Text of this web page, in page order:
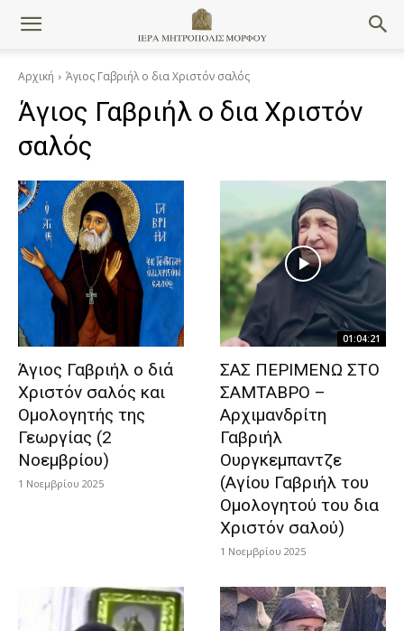
Αρχική Άγιος Γαβριήλ ο δια Χριστόν σαλός
Άγιος Γαβριήλ ο δια Χριστόν
σαλός
Άγιος Γαβριήλ ο διά
Χριστόν σαλός και
Ομολογητής της
Γεωργίας (2
Νοεμβρίου)
1 Νοεμβρίου 2025
01:04:21
ΣΑΣ ΠΕΡΙΜΕΝΩ ΣΤΟ
ΣΑΜΤΑΒΡΟ –
Aρχιμανδρίτη
Γαβριήλ
Ουργκεμπαντζε
(Αγίου Γαβριήλ του
Ομολογητού του δια
Χριστόν σαλού)
1 Νοεμβρίου 2025